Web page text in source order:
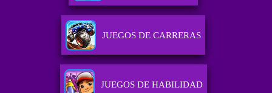
JUEGOS DE CARRERAS
JUEGOS DE HABILIDAD